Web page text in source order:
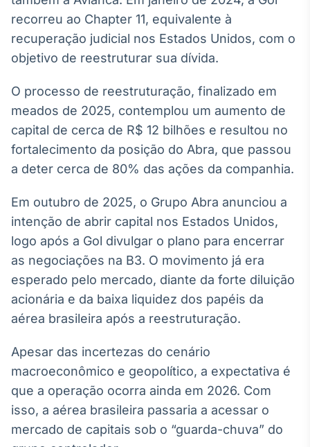
Broadcast
Wallboard
dados para
displays e telas
Broadcast
Curadoria
noticiosos
Soluções de
Tecnologia
Broadcast
Radar
inteligente de
notícias e
Broadcast
Fundos
A melhor
plataforma para
de investimento
recorreu ao Chapter 11, equivalente à
recuperação judicial nos Estados Unidos, com o
objetivo de reestruturar sua dívida.
O processo de reestruturação, finalizado em
meados de 2025, contemplou um aumento de
capital de cerca de R$ 12 bilhões e resultou no
fortalecimento da posição do Abra, que passou
a deter cerca de 80% das ações da companhia.
Em outubro de 2025, o Grupo Abra anunciou a
intenção de abrir capital nos Estados Unidos,
logo após a Gol divulgar o plano para encerrar
as negociações na B3. O movimento já era
esperado pelo mercado, diante da forte diluição
acionária e da baixa liquidez dos papéis da
aérea brasileira após a reestruturação.
Apesar das incertezas do cenário
macroeconômico e geopolítico, a expectativa é
que a operação ocorra ainda em 2026. Com
isso, a aérea brasileira passaria a acessar o
mercado de capitais sob o “guarda-chuva” do